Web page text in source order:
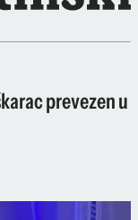
prevezen u